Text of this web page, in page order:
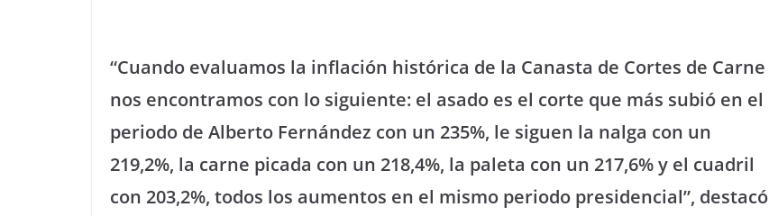
“Cuando evaluamos la inflación histórica de la Canasta de Cortes de Carne
nos encontramos con lo siguiente: el asado es el corte que más subió en el
periodo de Alberto Fernández con un 235%, le siguen la nalga con un
219,2%, la carne picada con un 218,4%, la paleta con un 217,6% y el cuadril
con 203,2%, todos los aumentos en el mismo periodo presidencial”, destacó